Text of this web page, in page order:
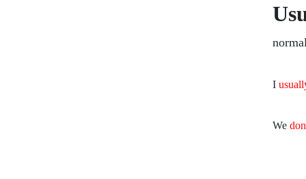
I
We